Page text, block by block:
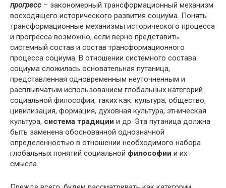
прогресс – закономерный трансформационный механизм
восходящего исторического развития социума. Понять
трансформационные механизмы исторического процесса
и прогресса возможно, если верно представить
системный состав и состав трансформационного
процесса социума. В отношении системного состава
социума сложилась основательная путаница,
представленная одновременным неуточненным и
расплывчатым использованием глобальных категорий
социальной философии, таких как: культура, общество,
цивилизация, формация, духовная культура, этническая
культура, система традиции и др. Эта путаница должна
быть заменена обоснованной однозначной
определенностью в отношении необходимого набора
глобальных понятий социальной философии и их
смысла.